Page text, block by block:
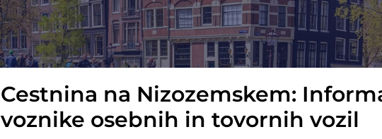
Cestnina na Nizozemskem:
voznike osebnih in tovornih vozil